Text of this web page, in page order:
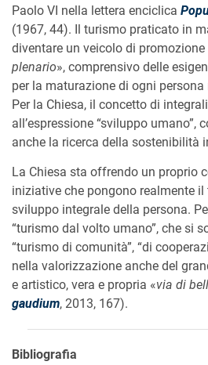
Paolo VI nella lettera enciclica
(1967, 44). Il turismo praticato in
diventare un veicolo di promozione
plenario», comprensivo delle
per la maturazione di ogni
Per la Chiesa, il concetto di
all’espressione “sviluppo umano”,
anche la ricerca della sostenibilità
La Chiesa sta offrendo un proprio
iniziative che pongono realmente
sviluppo integrale della persona.
“turismo dal volto umano”, che si
“turismo di comunità”, “di
nella valorizzazione anche del
e artistico, vera e propria «via di
gaudium, 2013, 167).
Bibliografia